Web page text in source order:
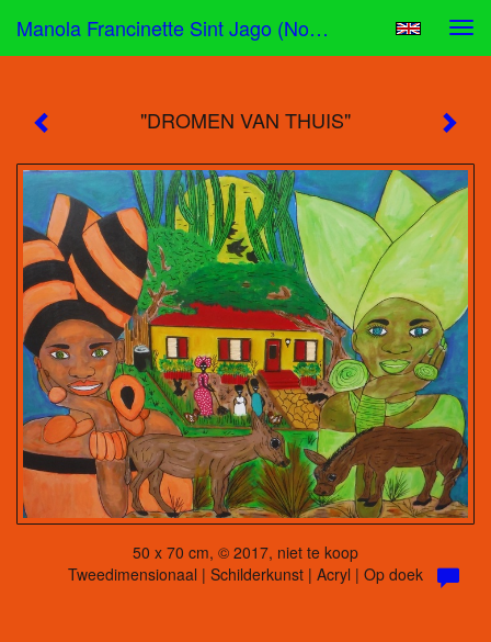
Manola Francinette Sint Jago (nona) - "DROMEN VAN THUIS"
"DROMEN VAN THUIS"
50 x 70 cm, © 2017, niet te koop
Tweedimensionaal | Schilderkunst | Acryl | Op doek